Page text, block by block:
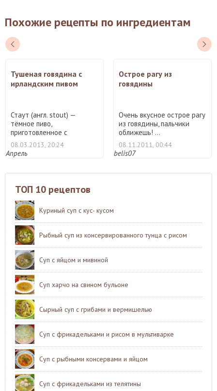
Похожие рецепты по ингредиентам
Тушеная говядина с
ирландским пивом
Стаут (англ. stout) —
тёмное пиво,
приготовленное с
использованием ж ...
08.03.2013, 20:24
Апрель
Острое рагу из
говядины
Очень вкусное острое рагу
из говядины, пальчики
оближешь! ...
08.11.2011, 00:44
belis07
ТОП 10 рецептов
Куриный суп с кус- кусом
Рыбный суп из консервированного тунца с рисом
Суп с яйцом и мивиной
Суп харчо на свином бульоне
Сырный суп с грибами и вермишелью
Суп с фрикадельками и рисом в мультиварке
Суп с рыбными консервами и яйцом
Суп с фрикадельками из телятины